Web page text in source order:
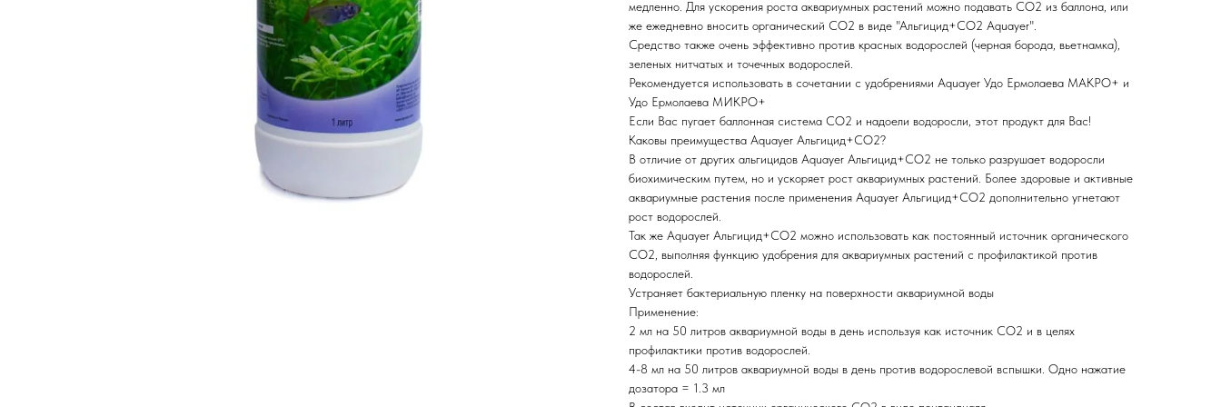
медленно. Для ускорения роста аквариумных растений можно подавать СО2 из баллона, или
же ежедневно вносить органический СО2 в виде "Альгицид+СО2 Aquayer".
Средство также очень эффективно против красных водорослей (черная борода, вьетнамка),
зеленых нитчатых и точечных водорослей.
Рекомендуется использовать в сочетании с удобрениями Aquayer Удо Ермолаева МАКРО+ и
Удо Ермолаева МИКРО+
Если Вас пугает баллонная система СО2 и надоели водоросли, этот продукт для Вас!
Каковы преимущества Aquayer Альгицид+СО2?
В отличие от других альгицидов Aquayer Альгицид+СО2 не только разрушает водоросли
биохимическим путем, но и ускоряет рост аквариумных растений. Более здоровые и активные
аквариумные растения после применения Aquayer Альгицид+СО2 дополнительно угнетают
рост водорослей.
Так же Aquayer Альгицид+СО2 можно использовать как постоянный источник органического
СО2, выполняя функцию удобрения для аквариумных растений с профилактикой против
водорослей.
Устраняет бактериальную пленку на поверхности аквариумной воды
Применение:
2 мл на 50 литров аквариумной воды в день используя как источник СО2 и в целях
профилактики против водорослей.
4-8 мл на 50 литров аквариумной воды в день против водорослевой вспышки. Одно нажатие
дозатора = 1.3 мл